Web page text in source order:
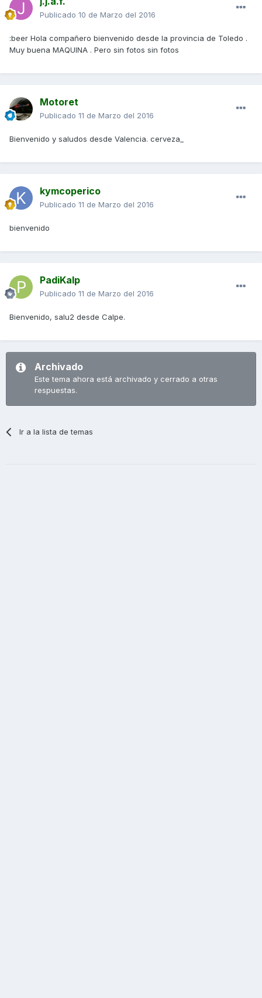
Publicado 10 de Marzo del 2016
:beer Hola compañero bienvenido desde la provincia de Toledo .
Muy buena MAQUINA . Pero sin fotos sin fotos
Motoret
Publicado 11 de Marzo del 2016
Bienvenido y saludos desde Valencia. cerveza_
kymcoperico
Publicado 11 de Marzo del 2016
bienvenido
PadiKalp
Publicado 11 de Marzo del 2016
Bienvenido, salu2 desde Calpe.
Archivado
Este tema ahora está archivado y cerrado a otras
respuestas.
Ir a la lista de temas